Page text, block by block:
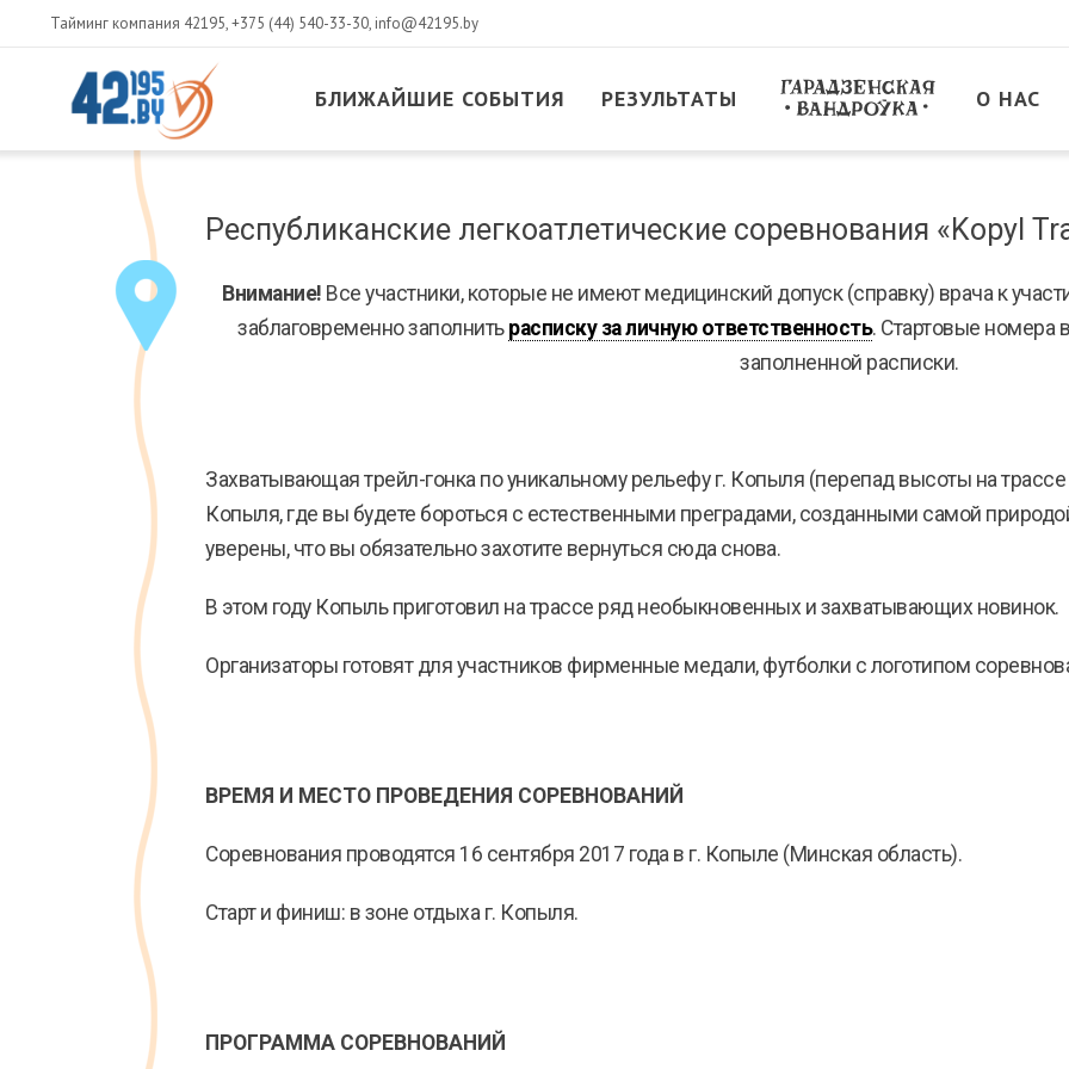
Тайминг компания 42195,+375 (44) 540-33-30, info@42195.by
БЛИЖАЙШИЕ СОБЫТИЯ РЕЗУЛЬТАТЫ О НАС
CONTENT
14,
Республиканские легкоатлетические соревнования «Kopyl
Внимание! Все участники, которые не имеют медицинский допуск (справку) врача к
заблаговременно заполнить расписку за личную ответственность. Стартовые номера
заполненной расписки.
Захватывающая трейл-гонка по уникальному рельефу г. Копыля (перепад высоты на
Копыля, где вы будете бороться с естественными преградами, созданными самой
уверены, что вы обязательно захотите вернуться сюда снова.
В этом году Копыль приготовил на трассе ряд необыкновенных и захватывающих новинок.
Организаторы готовят для участников фирменные медали, футболки с логотипом
ВРЕМЯ И МЕСТО ПРОВЕДЕНИЯ СОРЕВНОВАНИЙ
Соревнования проводятся 16 сентября 2017 года в г. Копыле (Минская область).
Старт и финиш: в зоне отдыха г. Копыля.
ПРОГРАММА СОРЕВНОВАНИЙ